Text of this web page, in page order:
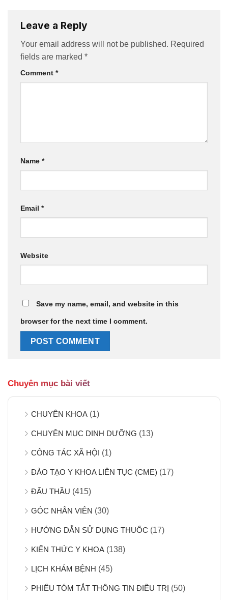
Leave a Reply
Your email address will not be published. Required
fields are marked *
Comment *
Name *
Email *
Website
Save my name, email, and website in this
browser for the next time I comment.
Chuyên mục bài viết
CHUYÊN KHOA (1)
CHUYÊN MỤC DINH DƯỠNG (13)
CÔNG TÁC XÃ HỘI (1)
ĐÀO TẠO Y KHOA LIÊN TỤC (CME) (17)
ĐẤU THẦU (415)
GÓC NHÂN VIÊN (30)
HƯỚNG DẪN SỬ DỤNG THUỐC (17)
KIẾN THỨC Y KHOA (138)
LỊCH KHÁM BỆNH (45)
PHIẾU TÓM TẮT THÔNG TIN ĐIỀU TRỊ (50)